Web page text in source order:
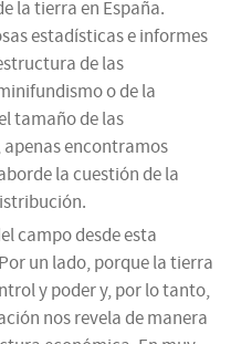
la tierra en España.
estadísticas e informes
de las
o de la
tamaño de las
encontramos
la cuestión de la
campo desde esta
un lado, porque la tierra
y poder y, por lo tanto,
nos revela de manera